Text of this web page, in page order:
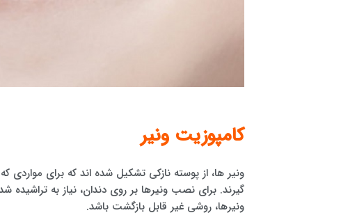
کامپوزیت ونیر
ونیر ها، از پوسته نازکی تشکیل شده اند که برای مواردی
گیرند. برای نصب ونیرها بر روی دندان، نیاز به
ونیرها، روشی غیر قابل بازگشت باشد.